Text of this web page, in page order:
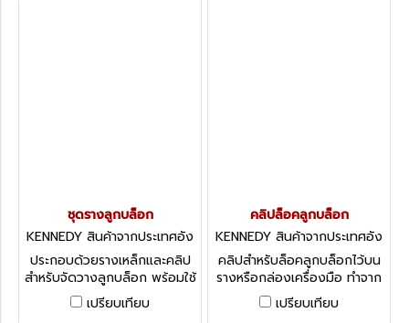
ชุดรางลูกบล็อก
KENNEDY สินค้าจากประเทศอัง
กฤษ-2
ประกอบด้วยรางเหล็กและคลิป
สำหรับจัดวางลูกบล็อก พร้อมใช้
มีหลายขนาดให้เลือก Kennedy
Socket Racks
เปรียบเทียบ
คลิปล็อคลูกบล็อก
KENNEDY สินค้าจากประเทศอัง
กฤษ-1
คลิปสำหรับล็อคลูกบล็อกไว้บน
รางหรือกล่องเครื่องมือ ทำจาก
เหล็ก Kennedy Socket Clips
เปรียบเทียบ